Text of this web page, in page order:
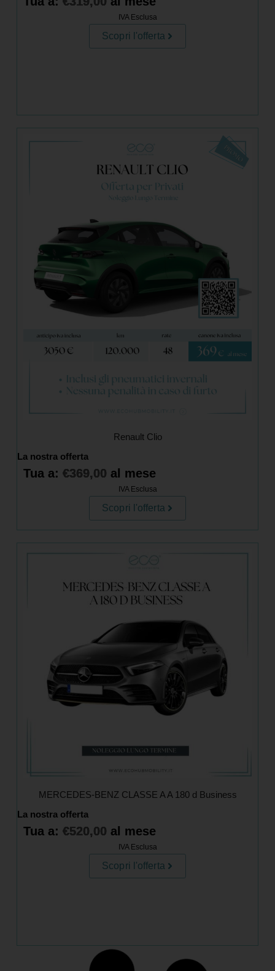
IVA Esclusa
Scopri l'offerta
Renault Clio
La nostra offerta
Tua a: €369,00 al mese
IVA Esclusa
Scopri l'offerta
MERCEDES-BENZ CLASSE A A 180 d Business
La nostra offerta
Tua a: €520,00 al mese
IVA Esclusa
Scopri l'offerta